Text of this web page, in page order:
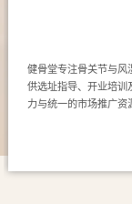
健骨堂专注骨关节与风
供选址指导、开业培训
力与统一的市场推广资